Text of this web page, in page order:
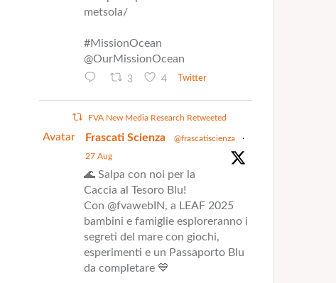
metsola/
#MissionOcean
@OurMissionOcean
3 4 Twitter
FVA New Media Research Retweeted
Avatar Frascati Scienza @frascatiscienza ·
27 Aug
🌊 Salpa con noi per la
Caccia al Tesoro Blu!
Con @fvawebIN, a LEAF 2025
bambini e famiglie esploreranno i
segreti del mare con giochi,
esperimenti e un Passaporto Blu
da completare 💙